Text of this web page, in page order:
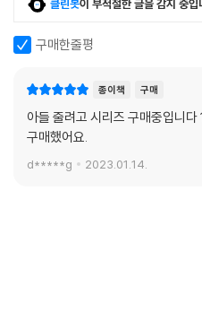
클린봇이 부적절한 글을 감지 중입
구매한줄평
종이책 구매
아들 줄려고 시리즈 구매중입니
구매했어요.
d*****g 2023.01.14.